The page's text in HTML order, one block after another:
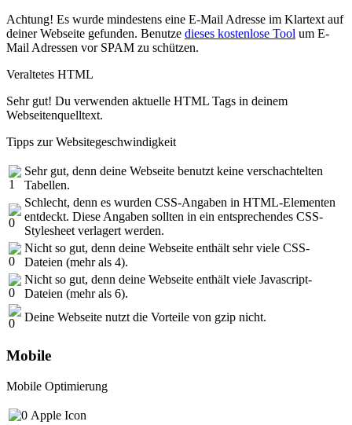
Achtung! Es wurde mindestens eine E-Mail Adresse im Klartext auf
deiner Webseite gefunden. Benutze dieses kostenlose Tool um E-
Mail Adressen vor SPAM zu schützen.
Veraltetes HTML
Sehr gut! Du verwenden aktuelle HTML Tags in deinem
Webseitenquelltext.
Tipps zur Websitegeschwindigkeit
Sehr gut, denn deine Webseite benutzt keine verschachtelten
Tabellen.
Schlecht, denn es wurden CSS-Angaben in HTML-Elementen
entdeckt. Diese Angaben sollten in ein entsprechendes CSS-
Stylesheet verlagert werden.
Nicht so gut, denn deine Webseite enthält sehr viele CSS-
Dateien (mehr als 4).
Nicht so gut, denn deine Webseite enthält viele Javascript-
Dateien (mehr als 6).
Deine Webseite nutzt die Vorteile von gzip nicht.
Mobile
Mobile Optimierung
Apple Icon